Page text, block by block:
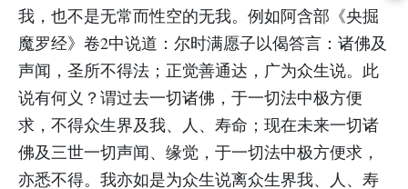
我，也不是无常而性空的无我。例如阿含部《央掘
魔罗经》卷2中说道：尔时满愿子以偈答言：诸佛及
声闻，圣所不得法；正觉善通达，广为众生说。此
说有何义？谓过去一切诸佛，于一切法中极方便
求，不得众生界及我、人、寿命；现在未来一切诸
佛及三世一切声闻、缘觉，于一切法中极方便求，
亦悉不得。我亦如是为众生说离众生界我、人、寿